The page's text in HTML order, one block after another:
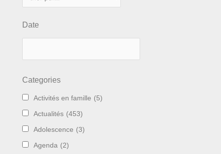
Date
Categories
Activités en famille (5)
Actualités (453)
Adolescence (3)
Agenda (2)